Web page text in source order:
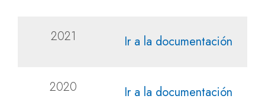
2021 Ir a la documentación
2020 Ir a la documentación